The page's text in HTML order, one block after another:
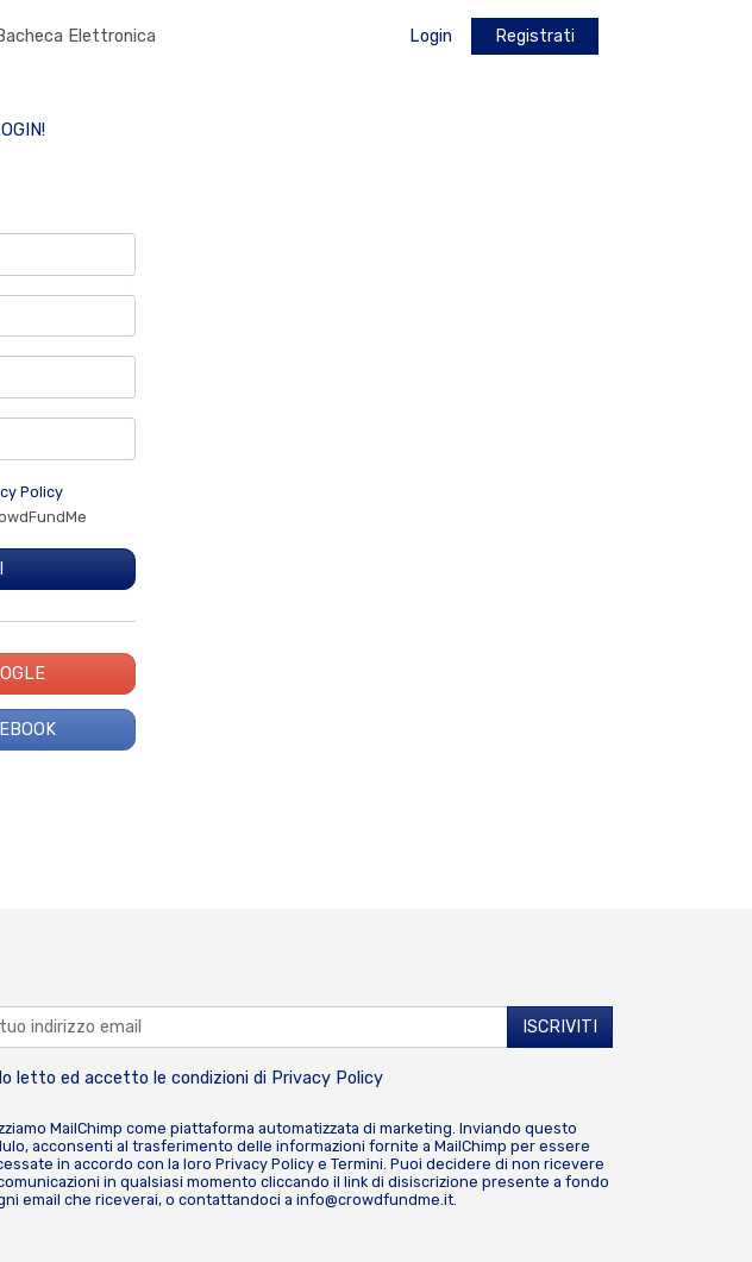
Elettronica Login Registrati
Policy
letto ed accetto le condizioni di Privacy Policy
MailChimp come piattaforma automatizzata di marketing. Inviando questo
acconsenti al trasferimento delle informazioni fornite a MailChimp per essere
in accordo con la loro Privacy Policy e Termini. Puoi decidere di non ricevere
in qualsiasi momento cliccando il link di disiscrizione presente a fondo
email che riceverai, o contattandoci a info@crowdfundme.it.